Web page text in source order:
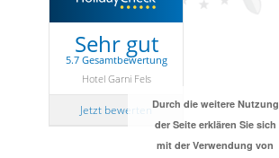
Sehr gut
5.7 Gesamtbewertung
Hotel Garni Fels
Jetzt bewerten Durch die weitere Nutzung
der Seite erklären Sie sich
mit der Verwendung von